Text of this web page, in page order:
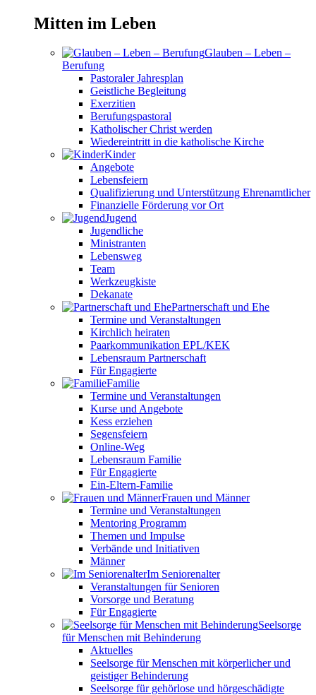
Mitten im Leben
Glauben – Leben –
Berufung
Pastoraler Jahresplan
Geistliche Begleitung
Exerzitien
Berufungspastoral
Katholischer Christ werden
Wiedereintritt in die katholische Kirche
Kinder
Angebote
Lebensfeiern
Qualifizierung und Unterstützung Ehrenamtlicher
Finanzielle Förderung vor Ort
Jugend
Jugendliche
Ministranten
Lebensweg
Team
Werkzeugkiste
Dekanate
Partnerschaft und Ehe
Termine und Veranstaltungen
Kirchlich heiraten
Paarkommunikation EPL/KEK
Lebensraum Partnerschaft
Für Engagierte
Familie
Termine und Veranstaltungen
Kurse und Angebote
Kess erziehen
Segensfeiern
Online-Weg
Lebensraum Familie
Für Engagierte
Ein-Eltern-Familie
Frauen und Männer
Termine und Veranstaltungen
Mentoring Programm
Themen und Impulse
Verbände und Initiativen
Männer
Im Seniorenalter
Veranstaltungen für Senioren
Vorsorge und Beratung
Für Engagierte
Seelsorge
für Menschen mit Behinderung
Aktuelles
Seelsorge für Menschen mit körperlicher und
geistiger Behinderung
Seelsorge für gehörlose und hörgeschädigte